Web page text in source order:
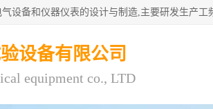
设备有限公司
equipment co., LTD